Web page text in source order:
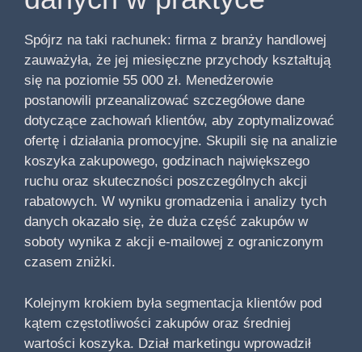
Spójrz na taki rachunek: firma z branży handlowej
zauważyła, że jej miesięczne przychody kształtują
się na poziomie 55 000 zł. Menedżerowie
postanowili przeanalizować szczegółowe dane
dotyczące zachowań klientów, aby zoptymalizować
ofertę i działania promocyjne. Skupili się na analizie
koszyka zakupowego, godzinach największego
ruchu oraz skuteczności poszczególnych akcji
rabatowych. W wyniku gromadzenia i analizy tych
danych okazało się, że duża część zakupów w
soboty wynika z akcji e-mailowej z ograniczonym
czasem zniżki.
Kolejnym krokiem była segmentacja klientów pod
kątem częstotliwości zakupów oraz średniej
wartości koszyka. Dział marketingu wprowadził